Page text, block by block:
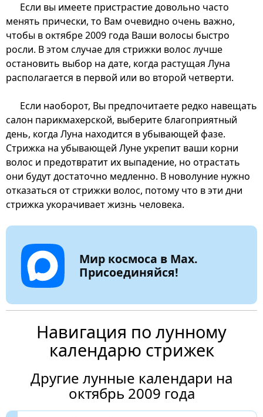
Если вы имеете пристрастие довольно часто
менять прически, то Вам очевидно очень важно,
чтобы в октябре 2009 года Ваши волосы быстро
росли. В этом случае для стрижки волос лучше
остановить выбор на дате, когда растущая Луна
располагается в первой или во второй четверти.
Если наоборот, Вы предпочитаете редко навещать
салон парикмахерской, выберите благоприятный
день, когда Луна находится в убывающей фазе.
Стрижка на убывающей Луне укрепит ваши корни
волос и предотвратит их выпадение, но отрастать
они будут достаточно медленно. В новолуние нужно
отказаться от стрижки волос, потому что в эти дни
стрижка укорачивает жизнь человека.
Мир космоса в Max.
Присоединяйся!
Навигация по лунному
календарю стрижек
Другие лунные календари на
октябрь 2009 года